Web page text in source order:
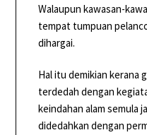
Walaupun kawasan-
tempat tumpuan
dihargai.
Hal itu demikian kerana
terdedah dengan
keindahan alam semula
didedahkan dengan